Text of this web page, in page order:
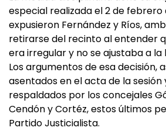
especial realizada el 2 de febrero
expusieron Fernández y Ríos,
retirarse del recinto al entender
era irregular y no se ajustaba a la
Los argumentos de esa decisión,
asentados en el acta de la sesión
respaldados por los concejales
Cendón y Cortéz, estos últimos
Partido Justicialista.